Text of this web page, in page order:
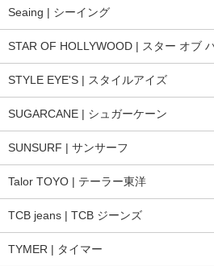
Seaing | シーイング
STAR OF HOLLYWOOD | スター オブ
STYLE EYE'S | スタイルアイズ
SUGARCANE | シュガーケーン
SUNSURF | サンサーフ
Talor TOYO | テーラー東洋
TCB jeans | TCB ジーンズ
TYMER | タイマー